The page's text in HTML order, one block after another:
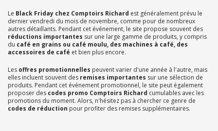
Le Black Friday chez Comptoirs Richard est généralement prévu le
dernier vendredi du mois de novembre, comme pour de nombreux
autres détaillants. Pendant cet événement, le site propose souvent des
réductions importantes sur une large gamme de produits, y compris
du café en grains ou café moulu, des machines à café, des
accessoires de café et bien plus encore.
Les offres promotionnelles peuvent varier d'une année à l'autre, mais
elles incluent souvent des remises importantes sur une sélection de
produits. Pendant cet événement promotionnel, le site peut également
proposer des codes promo Comptoirs Richard cumulables avec les
promotions du moment. Alors, n'hésitez pas à chercher ce genre de
codes de réduction pour profiter des remises supplémentaires.